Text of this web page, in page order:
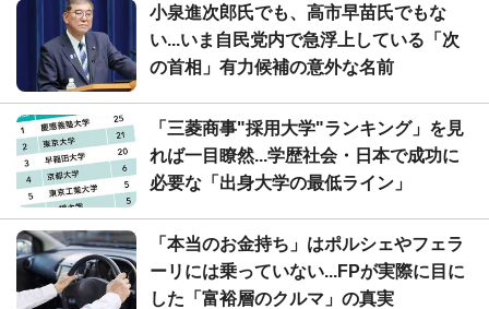
小泉進次郎氏でも、高市早苗氏でもな
い...いま自民党内で急浮上している「次
の首相」有力候補の意外な名前
「三菱商事"採用大学"ランキング」を見
れば一目瞭然...学歴社会・日本で成功に
必要な「出身大学の最低ライン」
「本当のお金持ち」はポルシェやフェラ
ーリには乗っていない...FPが実際に目に
した「富裕層のクルマ」の真実